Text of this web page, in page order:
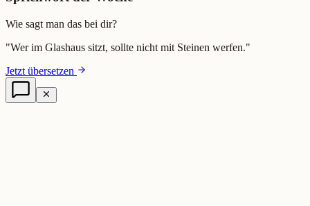
Wie sagt man das bei dir?
"Wer im Glashaus sitzt, sollte nicht mit Steinen werfen."
Jetzt übersetzen